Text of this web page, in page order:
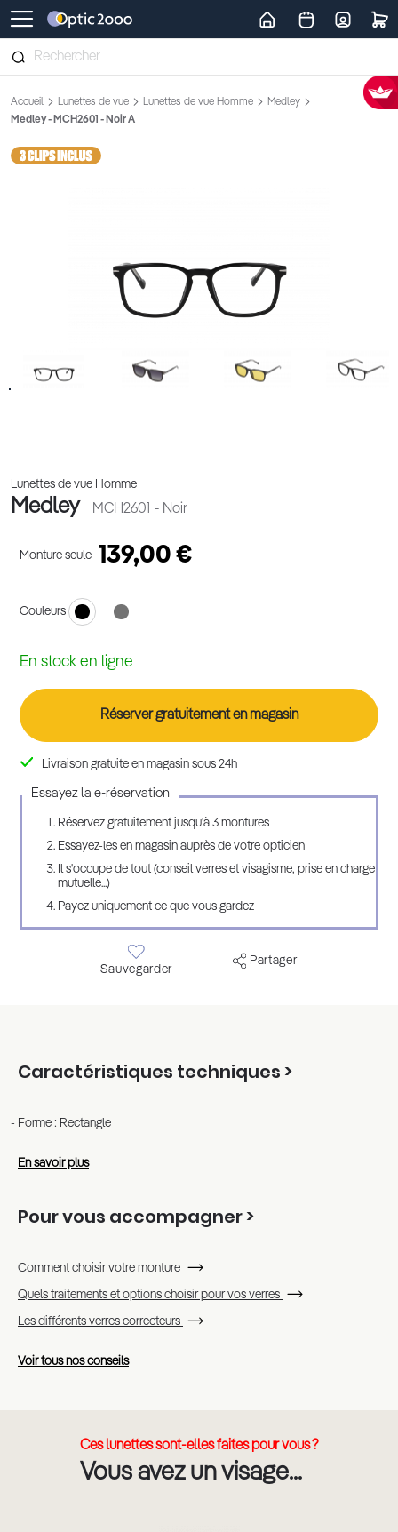
Retour vers la page d'accueil
Accueil Lunettes de vue Lunettes de vue Homme
Medley
Medley - MCH2601 - Noir A
Lunettes de vue Homme
Medley MCH2601 - Noir
Sauvegarder
Partager
Monture seule 139,00 €
Couleurs
En stock en ligne
Réserver gratuitement en magasin
Livraison gratuite en magasin sous 24h
Essayez la e-réservation
Réservez gratuitement jusqu'à 3 montures
Essayez-les en magasin auprès de votre opticien
Il s'occupe de tout (conseil verres et visagisme, prise en charge
mutuelle...)
Payez uniquement ce que vous gardez
Caractéristiques techniques >
Forme : Rectangle
En savoir plus
Pour vous accompagner >
Comment choisir votre monture
Quels traitements et options choisir pour vos verres
Les différents verres correcteurs
Voir tous nos conseils
Ces lunettes sont-elles faites pour vous ?
Vous avez un visage...